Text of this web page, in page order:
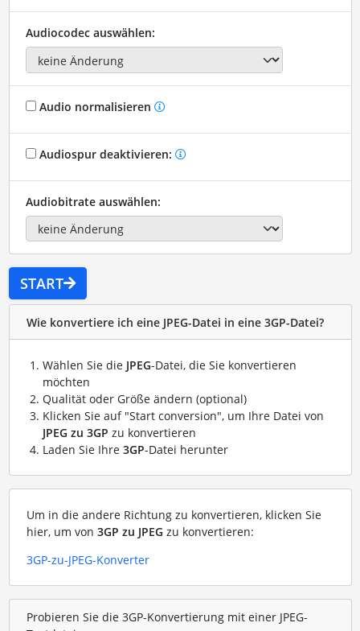
Audiocodec auswählen:
Audio normalisieren
Audiospur deaktivieren:
Audiobitrate auswählen:
START
Wie konvertiere ich eine JPEG-Datei in eine 3GP-Datei?
Wählen Sie die JPEG-Datei, die Sie konvertieren
möchten
Qualität oder Größe ändern (optional)
Klicken Sie auf "Start conversion", um Ihre Datei von
JPEG zu 3GP zu konvertieren
Laden Sie Ihre 3GP-Datei herunter
Um in die andere Richtung zu konvertieren, klicken Sie
hier, um von 3GP zu JPEG zu konvertieren:
3GP-zu-JPEG-Konverter
Probieren Sie die 3GP-Konvertierung mit einer JPEG-